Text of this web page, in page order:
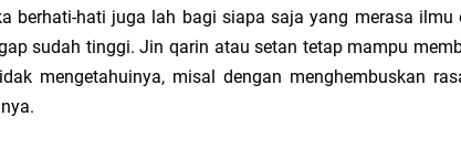
Treatment; Cara Membunuh Motivasi Karyawan secara Diam-Diam
berhati-hati juga lah bagi siapa saja yang merasa ilmu
sudah tinggi. Jin qarin atau setan tetap mampu
mengetahuinya, misal dengan menghembuskan